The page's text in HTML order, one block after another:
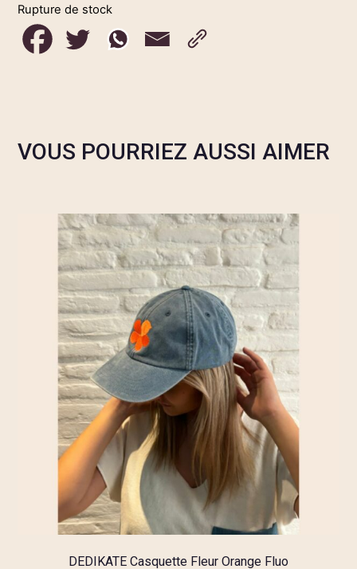
Rupture de stock
VOUS POURRIEZ AUSSI AIMER
DEDIKATE Casquette Fleur Orange Fluo